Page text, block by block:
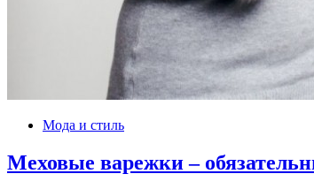
Мода и стиль
Меховые варежки –